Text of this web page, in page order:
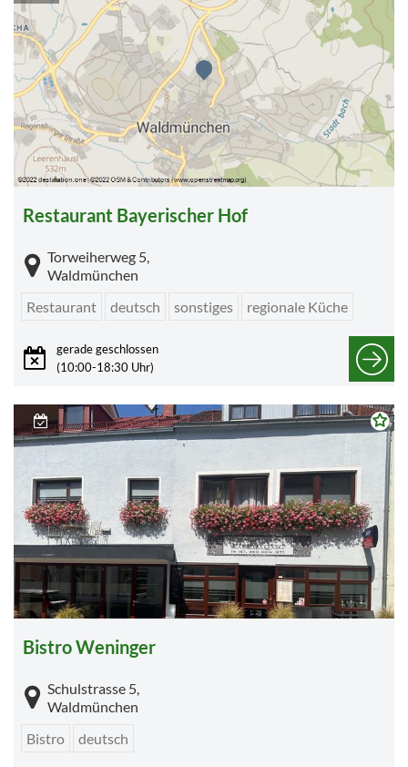
Restaurant Bayerischer Hof
Torweiherweg 5,
Waldmünchen
Restaurant
deutsch sonstiges regionale Küche
gerade geschlossen
(10:00-18:30 Uhr)
Bistro Weninger
Schulstrasse 5,
Waldmünchen
Bistro
deutsch